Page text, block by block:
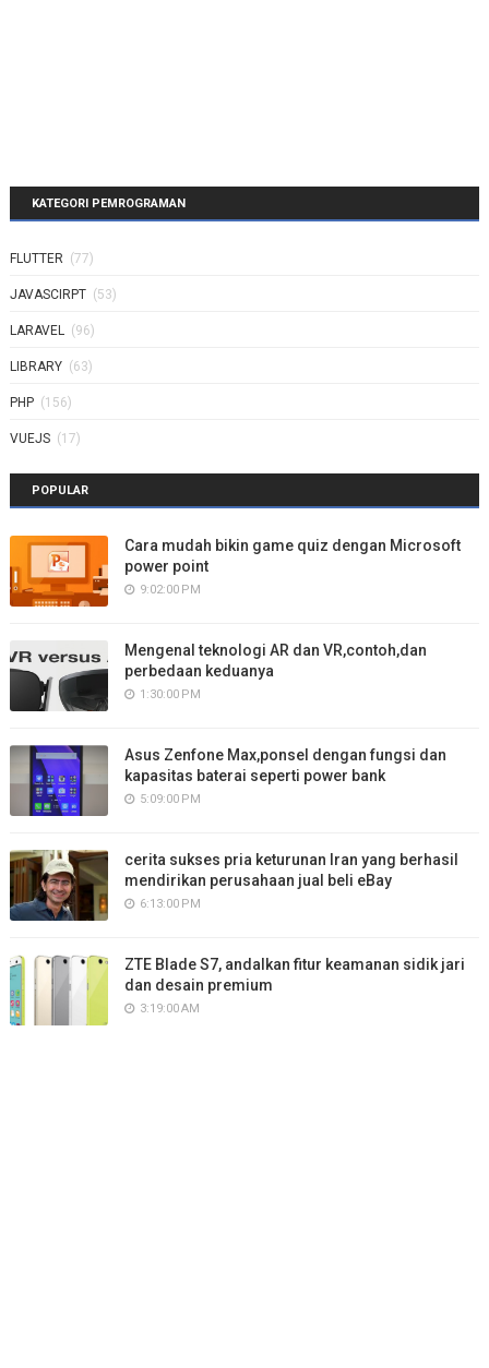
KATEGORI PEMROGRAMAN
FLUTTER (77)
JAVASCIRPT (53)
LARAVEL (96)
LIBRARY (63)
PHP (156)
VUEJS (17)
POPULAR
Cara mudah bikin game quiz dengan Microsoft
power point
9:02:00 PM
Mengenal teknologi AR dan VR,contoh,dan
perbedaan keduanya
1:30:00 PM
Asus Zenfone Max,ponsel dengan fungsi dan
kapasitas baterai seperti power bank
5:09:00 PM
cerita sukses pria keturunan Iran yang berhasil
mendirikan perusahaan jual beli eBay
6:13:00 PM
ZTE Blade S7, andalkan fitur keamanan sidik jari
dan desain premium
3:19:00 AM